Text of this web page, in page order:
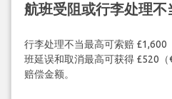
航班受阻或行李处理不
行李处理不当最高可索赔 £1,600
班延误和取消最高可获得 £520
赔偿金额。